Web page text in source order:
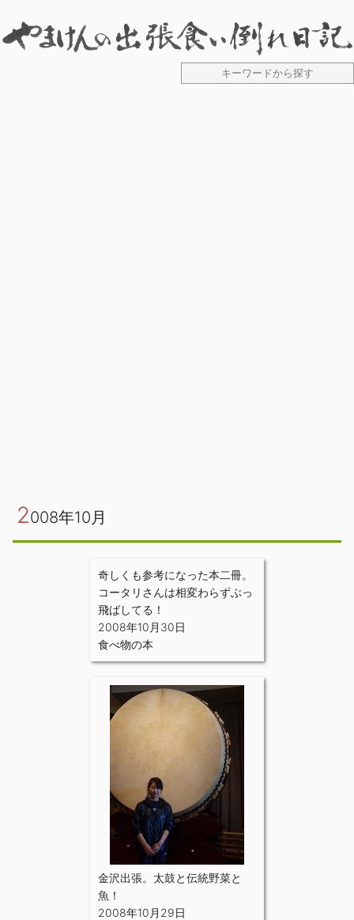
2008年10月
奇しくも参考になった本二冊。
コータリさんは相変わらずぶっ
飛ばしてる！
2008年10月30日
食べ物の本
金沢出張。太鼓と伝統野菜と
魚！
2008年10月29日